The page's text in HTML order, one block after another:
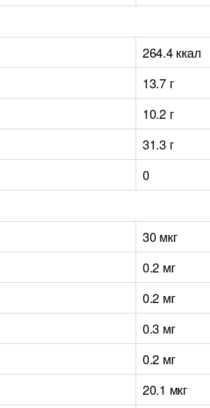
264.4 ккал
13.7 г
10.2 г
31.3 г
0
30 мкг
0.2 мг
0.2 мг
0.3 мг
0.2 мг
20.1 мкг